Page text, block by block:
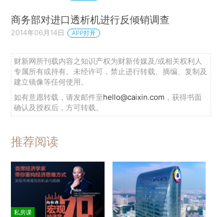
商务部对进口透析机进行反倾销调查
2014年06月14日 APP打开
财新网所刊载内容之知识产权为财新传媒及/或相关权利人
专属所有或持有。未经许可，禁止进行转载、摘编、复制及
建立镜像等任何使用。
如有意愿转载，请发邮件至hello@caixin.com ，获得书面
确认及授权后，方可转载。
推荐阅读
私房课